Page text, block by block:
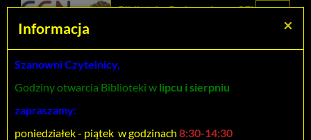
główne
główna
Prolib
główna
Biblioteka Pedagogiczna CEN
Menu
×
Informacja
Szanowni Czytelnicy,
Godziny otwarcia Biblioteki w lipcu i sierpniu
zapraszamy:
poniedziałek - piątek w godzinach 8:30-14:30